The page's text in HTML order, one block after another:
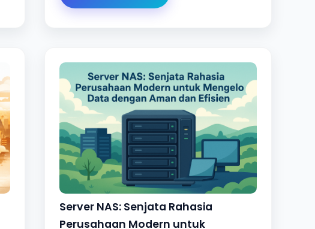
Server NAS: Senjata Rahasia
Perusahaan Modern untuk